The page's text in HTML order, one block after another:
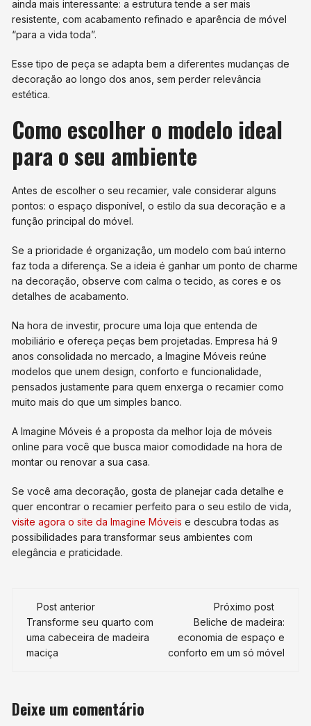
ainda mais interessante: a estrutura tende a ser mais
resistente, com acabamento refinado e aparência de móvel
“para a vida toda”.
Esse tipo de peça se adapta bem a diferentes mudanças de
decoração ao longo dos anos, sem perder relevância
estética.
Como escolher o modelo ideal
para o seu ambiente
Antes de escolher o seu recamier, vale considerar alguns
pontos: o espaço disponível, o estilo da sua decoração e a
função principal do móvel.
Se a prioridade é organização, um modelo com baú interno
faz toda a diferença. Se a ideia é ganhar um ponto de charme
na decoração, observe com calma o tecido, as cores e os
detalhes de acabamento.
Na hora de investir, procure uma loja que entenda de
mobiliário e ofereça peças bem projetadas. Empresa há 9
anos consolidada no mercado, a Imagine Móveis reúne
modelos que unem design, conforto e funcionalidade,
pensados justamente para quem enxerga o recamier como
muito mais do que um simples banco.
A Imagine Móveis é a proposta da melhor loja de móveis
online para você que busca maior comodidade na hora de
montar ou renovar a sua casa.
Se você ama decoração, gosta de planejar cada detalhe e
quer encontrar o recamier perfeito para o seu estilo de vida,
visite agora o site da Imagine Móveis e descubra todas as
possibilidades para transformar seus ambientes com
elegância e praticidade.
Navegação
de
post
Post anterior
Transforme seu quarto com
uma cabeceira de madeira
maciça
Próximo post
Beliche de madeira:
economia de espaço e
conforto em um só móvel
Deixe um comentário